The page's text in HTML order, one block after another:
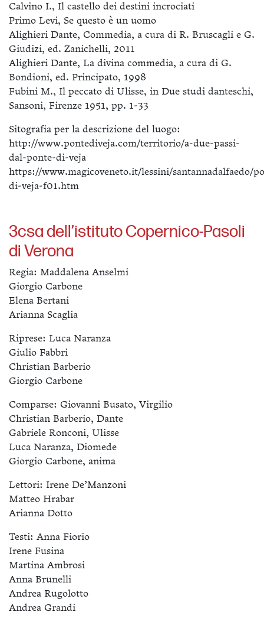
Calvino I., Il castello dei destini incrociati
Primo Levi, Se questo è un uomo
Alighieri Dante, Commedia, a cura di R. Bruscagli e G.
Giudizi, ed. Zanichelli, 2011
Alighieri Dante, La divina commedia, a cura di G.
Bondioni, ed. Principato, 1998
Fubini M., Il peccato di Ulisse, in Due studi danteschi,
Sansoni, Firenze 1951, pp. 1-33
Sitografia per la descrizione del luogo:
http://www.pontediveja.com/territorio/a-due-passi-
dal-ponte-di-veja
https://www.magicoveneto.it/lessini/santannadalfaedo/
di-veja-f01.htm
3csa dell’istituto Copernico-Pasoli
di Verona
Regia: Maddalena Anselmi
Giorgio Carbone
Elena Bertani
Arianna Scaglia
Riprese: Luca Naranza
Giulio Fabbri
Christian Barberio
Giorgio Carbone
Comparse: Giovanni Busato, Virgilio
Christian Barberio, Dante
Gabriele Ronconi, Ulisse
Luca Naranza, Diomede
Giorgio Carbone, anima
Lettori: Irene De’Manzoni
Matteo Hrabar
Arianna Dotto
Testi: Anna Fiorio
Irene Fusina
Martina Ambrosi
Anna Brunelli
Andrea Rugolotto
Andrea Grandi